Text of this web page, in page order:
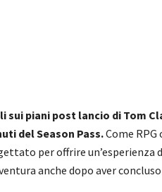
piani post lancio di Tom
del Season Pass.Come
per offrire
anche dopo aver